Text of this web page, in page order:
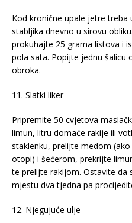
Kod kronične upale jetre treba
stabljika dnevno u sirovu
prokuhajte 25 grama listova i
pola sata. Popijte jednu šalicu
obroka.
11. Slatki liker
Pripremite 50 cvjetova
limun, litru domaće rakije ili
staklenku, prelijte medom
otopi) i šećerom, prekrijte
te prelijte rakijom. Ostavite
mjestu dva tjedna pa
12. Njegujuće ulje